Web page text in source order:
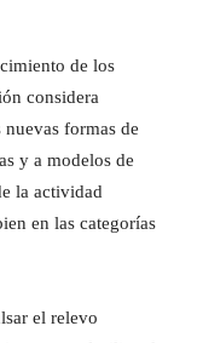
de los
considera
formas de
y a modelos de
la actividad
en las categorías
el relevo